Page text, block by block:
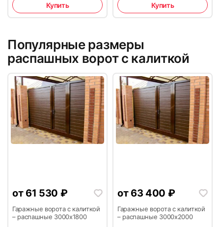
Купить Купить
Популярные размеры
распашных ворот с калиткой
от 61 530 ₽
Гаражные ворота с калиткой
– распашные 3000х1800
от 63 400 ₽
Гаражные ворота с калиткой
– распашные 3000х2000